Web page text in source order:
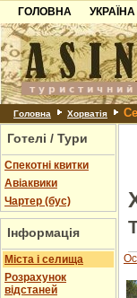
ГОЛОВНА
УКРАЇНА
Карпати
Азов
Шацьк
Головна Хорватія
Готелі / Тури
Спекотні квитки
Авіаквики
Чартер (бус)
Інформація
Міста і селища
Розрахунок
відстаней